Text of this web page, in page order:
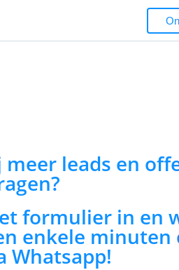
meer leads en
formulier in en
enkele minuten
Whatsapp!